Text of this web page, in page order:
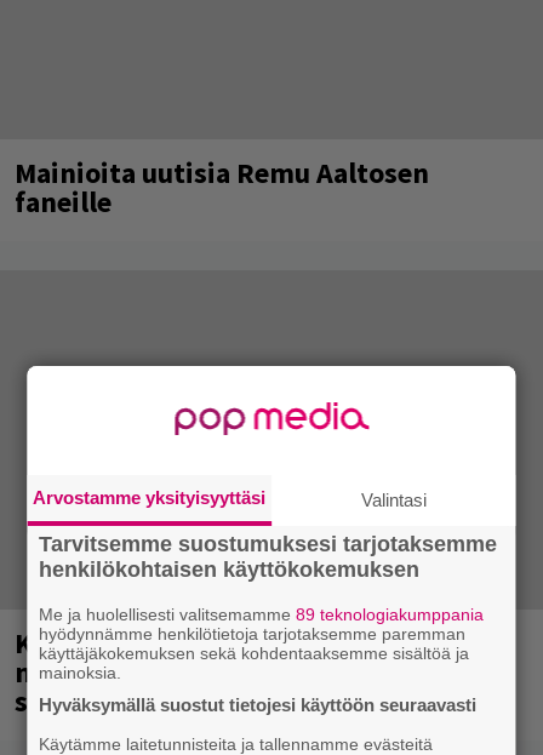
Mainioita uutisia Remu Aaltosen
faneille
Kent mainittu, ja syystä: kovassa
nosteessa olevan ruotsalaisyhtye
saapuu Suomeen
Arvostamme yksityisyyttäsi Valintasi
Tarvitsemme suostumuksesi tarjotaksemme
henkilökohtaisen käyttökokemuksen
Me ja huolellisesti valitsemamme89 teknologiakumppania
hyödynnämme henkilötietoja tarjotaksemme paremman
käyttäjäkokemuksen sekä kohdentaaksemme sisältöä ja
mainoksia.
Hyväksymällä suostut tietojesi käyttöön seuraavasti
Käytämme laitetunnisteita ja tallennamme evästeitä